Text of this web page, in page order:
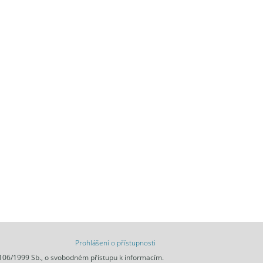
Prohlášení o přístupnosti
1999 Sb., o svobodném přístupu k informacím.